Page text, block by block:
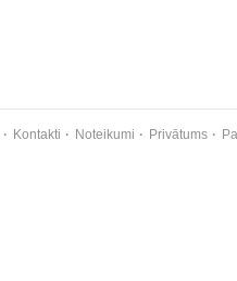
Kontakti Noteikumi Privātums